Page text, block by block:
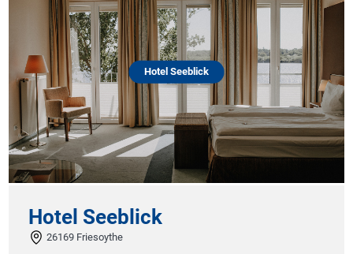
Hotel Seeblick
Hotel Seeblick
26169 Friesoythe